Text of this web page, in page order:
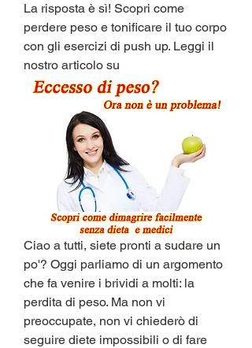
La risposta è sì! Scopri come
perdere peso e tonificare il tuo corpo
con gli esercizi di push up. Leggi il
nostro articolo su
Ciao a tutti, siete pronti a sudare un
po'? Oggi parliamo di un argomento
che fa venire i brividi a molti: la
perdita di peso. Ma non vi
preoccupate, non vi chiederò di
seguire diete impossibili o di fare